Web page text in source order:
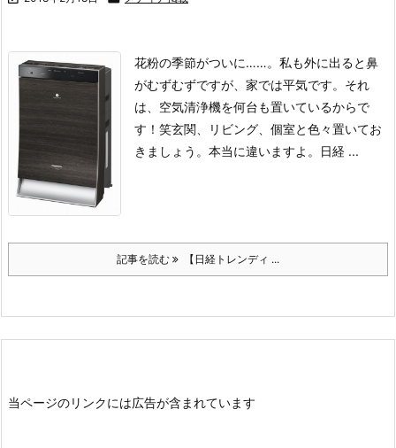
花粉の季節がついに……。 私も外に出ると鼻
がむずむずですが、家では平気です。 それ
は、空気清浄機を何台も置いているからで
す！笑玄関、リビング、個室と色々置いてお
きましょう。本当に違いますよ。
日経 ...
記事を読む 【日経トレンディ ...
当ページのリンクには広告が含まれています